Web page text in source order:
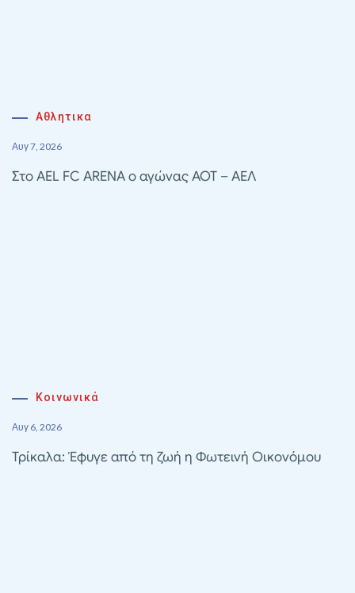
Αθλητικα
Αυγ 7, 2026
Στο AEL FC ARENA ο αγώνας ΑΟΤ – ΑΕΛ
Κοινωνικά
Αυγ 6, 2026
Τρίκαλα: Έφυγε από τη ζωή η Φωτεινή Οικονόμου